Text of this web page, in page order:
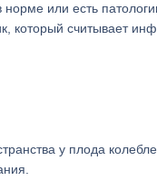
норме или есть
который считывает
у плода